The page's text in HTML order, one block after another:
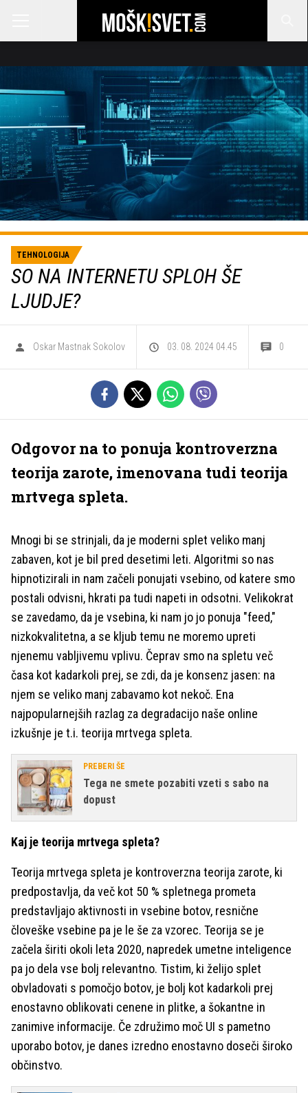
TEHNOLOGIJA
SO NA INTERNETU SPLOH ŠE
LJUDJE?
Oskar Mastnak Sokolov 03. 08. 2024 04.45 0
Odgovor na to ponuja kontroverzna
teorija zarote, imenovana tudi teorija
mrtvega spleta.
Mnogi bi se strinjali, da je moderni splet veliko manj
zabaven, kot je bil pred desetimi leti. Algoritmi so nas
hipnotizirali in nam začeli ponujati vsebino, od katere smo
postali odvisni, hkrati pa tudi napeti in odsotni. Velikokrat
se zavedamo, da je vsebina, ki nam jo jo ponuja "feed,"
nizkokvalitetna, a se kljub temu ne moremo upreti
njenemu vabljivemu vplivu. Čeprav smo na spletu več
časa kot kadarkoli prej, se zdi, da je konsenz jasen: na
njem se veliko manj zabavamo kot nekoč. Ena
najpopularnejših razlag za degradacijo naše online
izkušnje je t.i. teorija mrtvega spleta.
PREBERI ŠE
Tega ne smete pozabiti vzeti s sabo na
dopust
Kaj je teorija mrtvega spleta?
Teorija mrtvega spleta je kontroverzna teorija zarote, ki
predpostavlja, da več kot 50 % spletnega prometa
predstavljajo aktivnosti in vsebine botov, resnične
človeške vsebine pa je le še za vzorec. Teorija se je
začela širiti okoli leta 2020, napredek umetne inteligence
pa jo dela vse bolj relevantno. Tistim, ki želijo splet
obvladovati s pomočjo botov, je bolj kot kadarkoli prej
enostavno oblikovati cenene in plitke, a šokantne in
zanimive informacije. Če združimo moč UI s pametno
uporabo botov, je danes izredno enostavno doseči široko
občinstvo.